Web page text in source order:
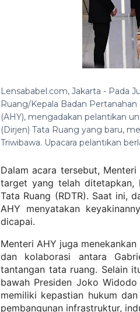
Lensababel.com, Jakarta - Pada
Ruang/Kepala Badan
(AHY), mengadakan pelantikan
(Dirjen) Tata Ruang yang baru,
Triwibawa. Upacara pelantikan
Dalam acara tersebut,
target yang telah ditetapkan,
Tata Ruang (RDTR). Saat ini,
AHY menyatakan
dicapai.
Menteri AHY juga
dan kolaborasi antara
tantangan tata ruang. Selain
bawah Presiden Joko
memiliki kepastian hukum
pembangunan infrastruktur,